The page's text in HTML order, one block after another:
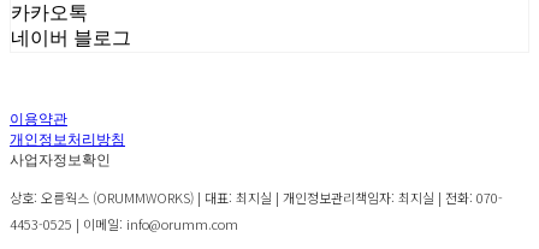
카카오톡
네이버 블로그
이용약관
개인정보처리방침
사업자정보확인
상호: 오름웍스 (ORUMMWORKS) | 대표: 최지실 | 개인정보관리책임자: 최지실 | 전화: 070-
4453-0525 | 이메일: info@orumm.com